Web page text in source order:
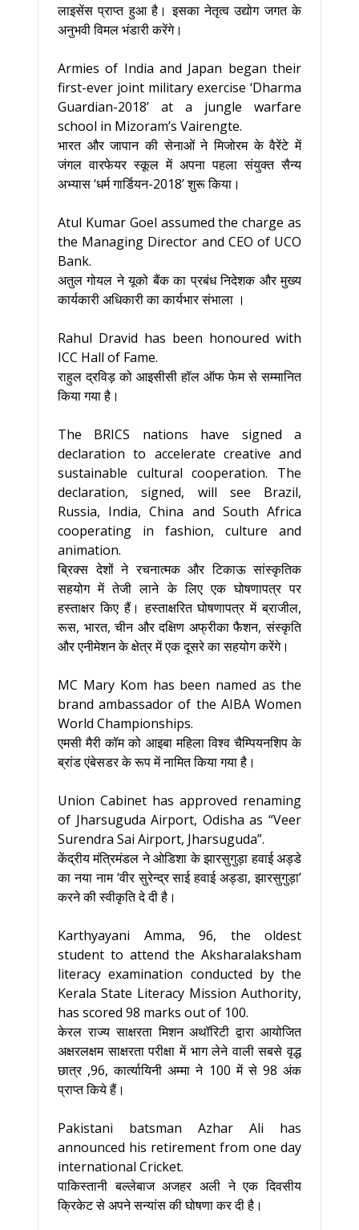
लाइसेंस प्राप्त हुआ है। इसका नेतृत्व उद्योग जगत के
अनुभवी विमल भंडारी करेंगे।
Armies of India and Japan began their
first-ever joint military exercise ‘Dharma
Guardian-2018’ at a jungle warfare
school in Mizoram’s Vairengte.
भारत और जापान की सेनाओं ने मिजोरम के वैरेंटे में
जंगल वारफेयर स्कूल में अपना पहला संयुक्त सैन्य
अभ्यास ‘धर्म गार्डियन-2018’ शुरू किया।
Atul Kumar Goel assumed the charge as
the Managing Director and CEO of UCO
Bank.
अतुल गोयल ने यूको बैंक का प्रबंध निदेशक और मुख्य
कार्यकारी अधिकारी का कार्यभार संभाला ।
Rahul Dravid has been honoured with
ICC Hall of Fame.
राहुल द्रविड़ को आइसीसी हॉल ऑफ फेम से सम्मानित
किया गया है।
The BRICS nations have signed a
declaration to accelerate creative and
sustainable cultural cooperation. The
declaration, signed, will see Brazil,
Russia, India, China and South Africa
cooperating in fashion, culture and
animation.
ब्रिक्स देशों ने रचनात्मक और टिकाऊ सांस्कृतिक
सहयोग में तेजी लाने के लिए एक घोषणापत्र पर
हस्ताक्षर किए हैं। हस्ताक्षरित घोषणापत्र में ब्राजील,
रूस, भारत, चीन और दक्षिण अफ्रीका फैशन, संस्कृति
और एनीमेशन के क्षेत्र में एक दूसरे का सहयोग करेंगे।
MC Mary Kom has been named as the
brand ambassador of the AIBA Women
World Championships.
एमसी मैरी कॉम को आइबा महिला विश्व चैम्पियनशिप के
ब्रांड एंबेसडर के रूप में नामित किया गया है।
Union Cabinet has approved renaming
of Jharsuguda Airport, Odisha as “Veer
Surendra Sai Airport, Jharsuguda”.
केंद्रीय मंत्रिमंडल ने ओडिशा के झारसुगुड़ा हवाई अड्डे
का नया नाम ‘वीर सुरेन्द्र साई हवाई अड्डा, झारसुगुड़ा’
करने की स्वीकृति दे दी है।
Karthyayani Amma, 96, the oldest
student to attend the Aksharalaksham
literacy examination conducted by the
Kerala State Literacy Mission Authority,
has scored 98 marks out of 100.
केरल राज्य साक्षरता मिशन अथॉरिटी द्वारा आयोजित
अक्षरलक्षम साक्षरता परीक्षा में भाग लेने वाली सबसे वृद्ध
छात्र ,96, कार्त्यायिनी अम्मा ने 100 में से 98 अंक
प्राप्त किये हैं।
Pakistani batsman Azhar Ali has
announced his retirement from one day
international Cricket.
पाकिस्तानी बल्लेबाज अजहर अली ने एक दिवसीय
क्रिकेट से अपने सन्यांस की घोषणा कर दी है।